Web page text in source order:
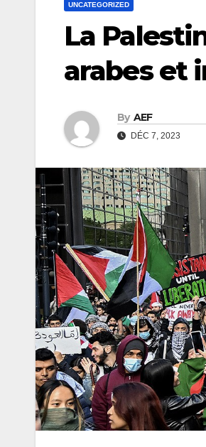
UNCATEGORIZED
La
arabes et
By AEF
DÉC 7, 2023